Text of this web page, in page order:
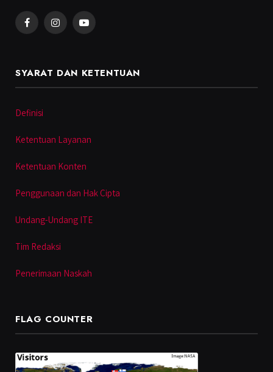
FacebookInstagramYouTube
SYARAT DAN KETENTUAN
Definisi
Ketentuan Layanan
Ketentuan Konten
Penggunaan dan Hak Cipta
Undang-Undang ITE
Tim Redaksi
Penerimaan Naskah
FLAG COUNTER